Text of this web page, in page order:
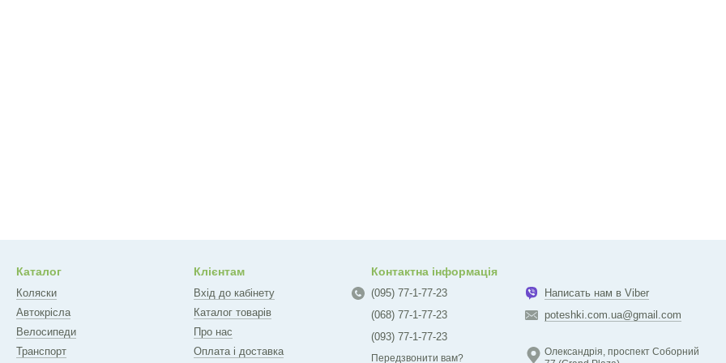
Каталог
Коляски
Автокрісла
Велосипеди
Транспорт
Клієнтам
Вхід до кабінету
Каталог товарів
Про нас
Оплата і доставка
Контактна інформація
(095) 77-1-77-23
(068) 77-1-77-23
(093) 77-1-77-23
Передзвонити вам?
Написать нам в Viber
poteshki.com.ua@gmail.com
Олександрія, проспект Соборний